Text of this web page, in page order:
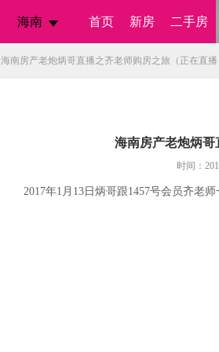
海南 首页 新房 二手房
海南房产老炮炳哥直播之齐老师购房之旅（正在直
海南房产老炮炳
时间：
2017年1月13日炳哥跟1457号会员齐老